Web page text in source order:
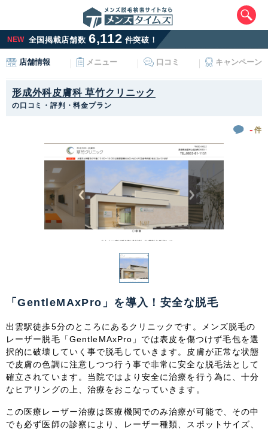
NEW 全国掲載店舗数 6,112 件突破！
店舗情報 メニュー 口コミ キャンペーン
形成外科皮膚科 草竹クリニック
の口コミ・評判・料金プラン
- 件
「GentleMAxPro」を導入！安全な脱毛
出雲駅徒歩5分のところにあるクリニックです。メンズ脱毛の
レーザー脱毛「GentleMAxPro」では表皮を傷つけず毛包を選
択的に破壊していく事で脱毛していきます。皮膚が正常な状態
で皮膚の色調に注意しつつ行う事で非常に安全な脱毛法として
確立されています。当院ではより安全に治療を行う為に、十分
なヒアリングの上、治療をおこなっていきます。
この医療レーザー治療は医療機関でのみ治療が可能で、その中
でも必ず医師の診察により、レーザー種類、スポットサイズ、
エリアから最寄りサロンを探す
北海道・東北
北海道 青森県 宮城県
山形県 福島県
茨城県 栃木県 群馬県 埼玉県
千葉県 東京都 神奈川県
中部
新潟県 富山県 石川県
山梨県 長野県 岐阜県 静岡県